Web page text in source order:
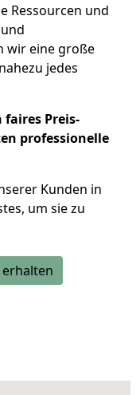
Ressourcen und
wir eine große
jedes
Preis-
professionelle
Kunden in
um sie zu